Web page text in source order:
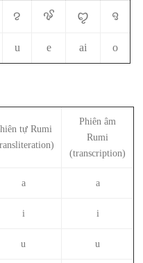
ꨂ ꨃ ꨄ ꨅ
u e ai o
tự Rumi
Phiên âm
Rumi
(transcription)
a a
i i
u u